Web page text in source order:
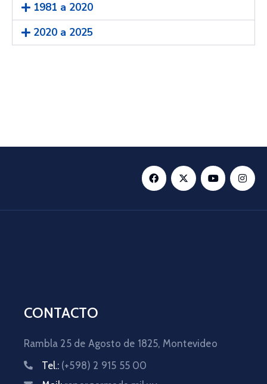
1981 a 2020
2020 a 2025
CONTACTO
Rambla 25 de Agosto de 1825, Montevideo
Tel.: (+598) 2 915 55 00